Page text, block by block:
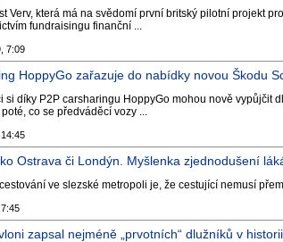
Verv, která má na svědomí první britský pilotní projekt
fundraisingu finanční ...
7:09
HoppyGo zařazuje do nabídky novou Škodu
si díky P2P carsharingu HoppyGo mohou nově vypůjčit
co se předváděcí vozy ...
Ostrava či Londýn. Myšlenka zjednodušení
ve slezské metropoli je, že cestující nemusí
zapsal nejméně „prvotních“ dlužníků v